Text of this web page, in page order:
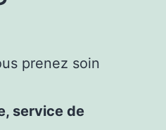
prenez soin
service de